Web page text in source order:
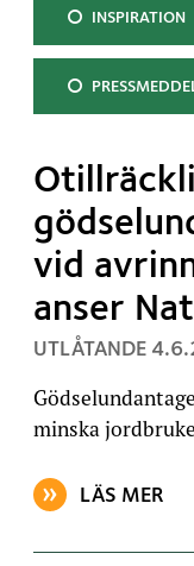
KATEGORI:
INSPIRATION
KATEGORI:
vid
anser
UTLÅTANDE ,
minska
LÄS MER
OM ARTIKELN: